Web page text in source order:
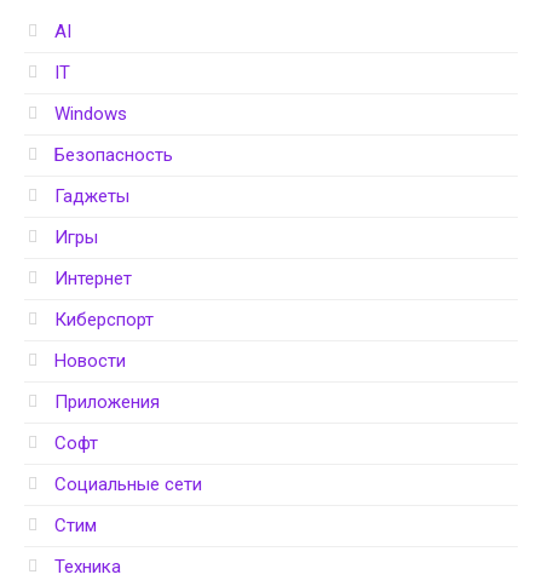
AI
IT
Windows
Безопасность
Гаджеты
Игры
Интернет
Киберспорт
Новости
Приложения
Софт
Социальные сети
Стим
Техника